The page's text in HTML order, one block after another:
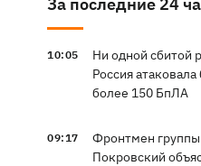
10:05
Ни одной сбитой
Россия
более 150 БпЛА
09:17
Фронтмен группы
Покровский